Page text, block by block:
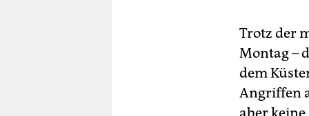
Trotz der
Montag –
dem
Angriffen
aber